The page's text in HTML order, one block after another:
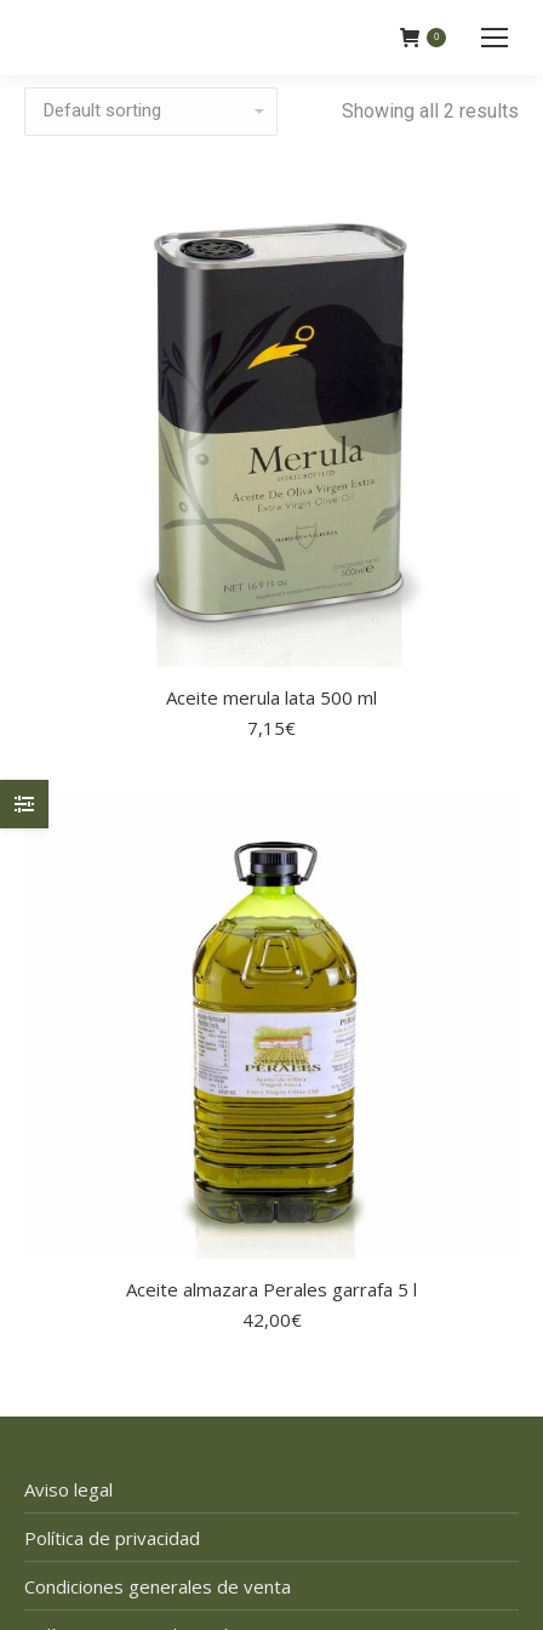
0
Showing all 2 results
Aceite merula lata 500 ml
7,15€
Aceite almazara Perales garrafa 5 l
42,00€
Aviso legal
Política de privacidad
Condiciones generales de venta